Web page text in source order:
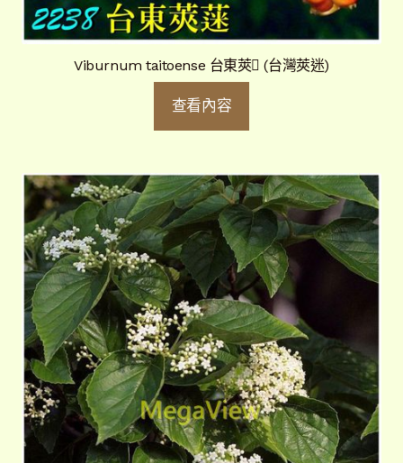
Viburnum taitoense 台東莢 (台灣莢迷)
查看內容